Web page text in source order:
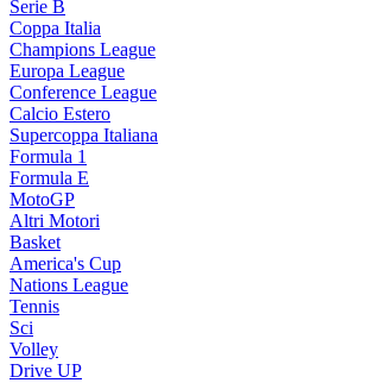
Serie B
Coppa Italia
Champions League
Europa League
Conference League
Calcio Estero
Supercoppa Italiana
Formula 1
Formula E
MotoGP
Altri Motori
Basket
America's Cup
Nations League
Tennis
Sci
Volley
Drive UP